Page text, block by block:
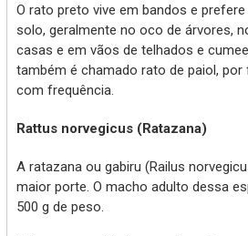
O rato preto vive em bandos e
solo, geralmente no oco de árvores,
casas e em vãos de telhados e
também é chamado rato de paiol, por
com frequência.
Rattus norvegicus (Ratazana)
A ratazana ou gabiru (Railus
maior porte. O macho adulto dessa
500 g de peso.